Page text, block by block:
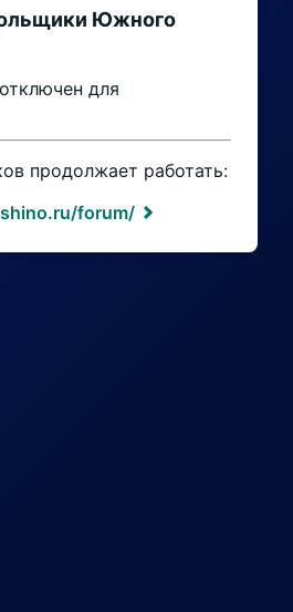
Южного
для
продолжает работать:
forum/